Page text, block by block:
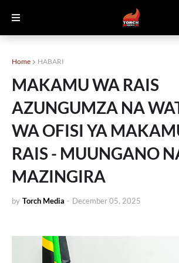
Home HABARI
MAKAMU WA RAIS
AZUNGUMZA NA
WA OFISI YA
RAIS - MUUNGANO
MAZINGIRA
by Torch Media - December 05, 2025